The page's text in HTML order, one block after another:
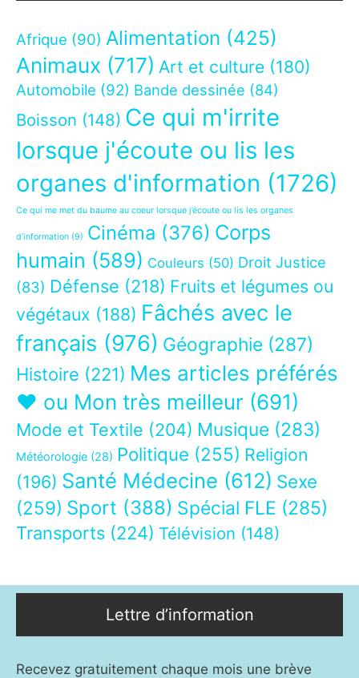
Afrique (90) Alimentation (425)
Animaux (717) Art et culture (180)
Automobile (92) Bande dessinée (84)
Boisson (148) Ce qui m'irrite
lorsque j'écoute ou lis les
organes d'information (1726)
Ce qui me met du baume au coeur lorsque j’écoute ou lis les organes
d’information (9) Cinéma (376) Corps
humain (589) Couleurs (50) Droit Justice
(83) Défense (218) Fruits et légumes ou
végétaux (188) Fâchés avec le
français (976) Géographie (287)
Histoire (221) Mes articles préférés
❤ ou Mon très meilleur (691)
Mode et Textile (204) Musique (283)
Météorologie (28) Politique (255) Religion
(196) Santé Médecine (612) Sexe
(259) Sport (388) Spécial FLE (285)
Transports (224) Télévision (148)
Lettre d’information
Recevez gratuitement chaque mois une brève